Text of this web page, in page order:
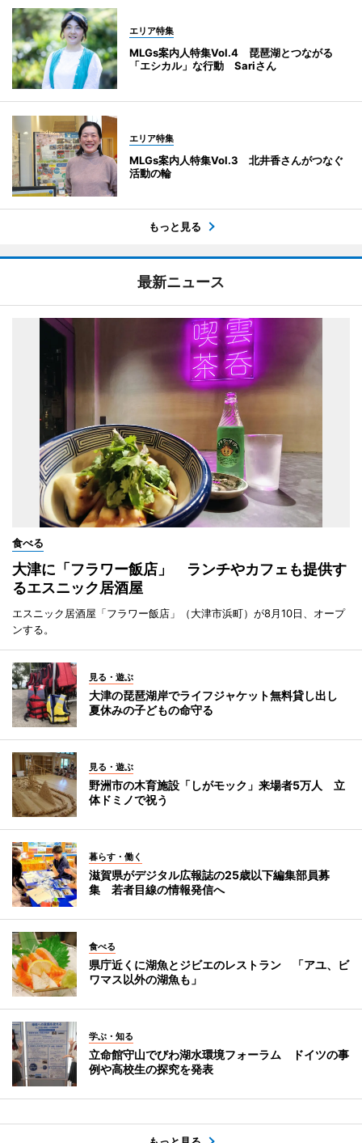
エリア特集
MLGs案内人特集Vol.4 琵琶湖とつながる
「エシカル」な行動 Sariさん
エリア特集
MLGs案内人特集Vol.3 北井香さんがつなぐ
活動の輪
もっと見る
最新ニュース
食べる
大津に「フラワー飯店」 ランチやカフェも提供す
るエスニック居酒屋
エスニック居酒屋「フラワー飯店」（大津市浜町）が8月10日、オープ
ンする。
見る・遊ぶ
大津の琵琶湖岸でライフジャケット無料貸し出し
夏休みの子どもの命守る
見る・遊ぶ
野洲市の木育施設「しがモック」来場者5万人 立
体ドミノで祝う
暮らす・働く
滋賀県がデジタル広報誌の25歳以下編集部員募
集 若者目線の情報発信へ
食べる
県庁近くに湖魚とジビエのレストラン 「アユ、ビ
ワマス以外の湖魚も」
学ぶ・知る
立命館守山でびわ湖水環境フォーラム ドイツの事
例や高校生の探究を発表